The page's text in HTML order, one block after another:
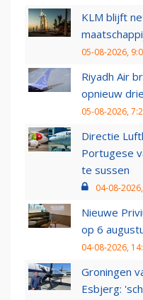
KLM blijft
05-08-2026,
Riyadh Air
opnieuw
05-08-2026,
Directie
Portugese
te sussen
04-08-
Nieuwe
op 6
04-08-2026,
Groningen
Esbjerg: